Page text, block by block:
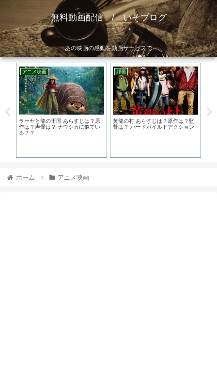
無料動画配信 / いそブログ
あの映画の感動を動画サービスで
アニメ映画
ラーヤと龍の王国 あらすじは？原
作は？声優は？ ナウシカに似てい
る？？
邦画
黄龍の村 あらすじは？原作は？監
督は？ ハードボイルドアクション
ホーム アニメ映画